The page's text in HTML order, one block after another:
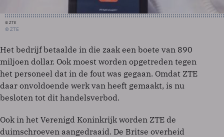
© ZTE
© ZTE
Het bedrijf betaalde in die zaak een boete van 890
miljoen dollar. Ook moest worden opgetreden tegen
het personeel dat in de fout was gegaan. Omdat ZTE
daar onvoldoende werk van heeft gemaakt, is nu
besloten tot dit handelsverbod.
Ook in het Verenigd Koninkrijk worden ZTE de
duimschroeven aangedraaid. De Britse overheid